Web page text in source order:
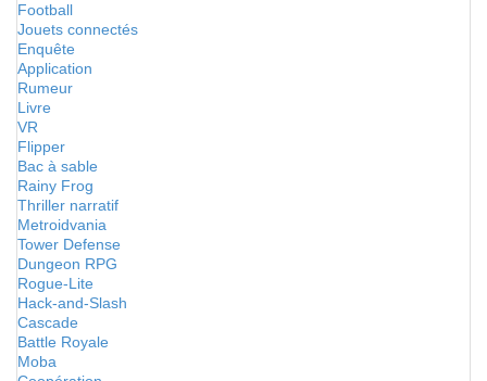
Football
Jouets connectés
Enquête
Application
Rumeur
Livre
VR
Flipper
Bac à sable
Rainy Frog
Thriller narratif
Metroidvania
Tower Defense
Dungeon RPG
Rogue-Lite
Hack-and-Slash
Cascade
Battle Royale
Moba